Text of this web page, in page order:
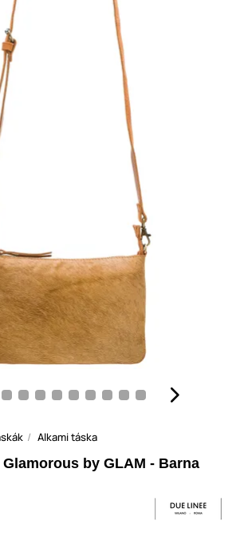
Alkami táska
by GLAM - Barna